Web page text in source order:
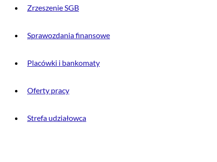
Zrzeszenie SGB
Sprawozdania finansowe
Placówki i bankomaty
Oferty pracy
Strefa udziałowca